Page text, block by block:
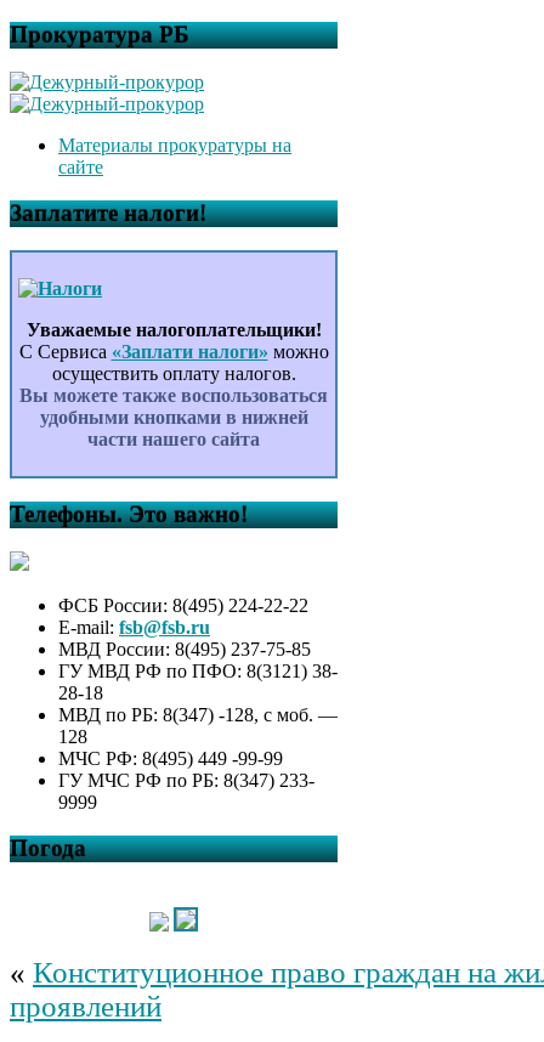
Прокуратура РБ
Материалы прокуратуры на
сайте
Заплатите налоги!
Уважаемые налогоплательщики!
С Сервиса «Заплати налоги» можно
осуществить оплату налогов.
Вы можете также воспользоваться
удобными кнопками в нижней
части нашего сайта
Телефоны. Это важно!
ФСБ России: 8(495) 224-22-22
E-mail: fsb@fsb.ru
МВД России: 8(495) 237-75-85
ГУ МВД РФ по ПФО: 8(3121) 38-
28-18
МВД по РБ: 8(347) -128, с моб. —
128
МЧС РФ: 8(495) 449 -99-99
ГУ МЧС РФ по РБ: 8(347) 233-
9999
Погода
« Конституционное право граждан на
проявлений